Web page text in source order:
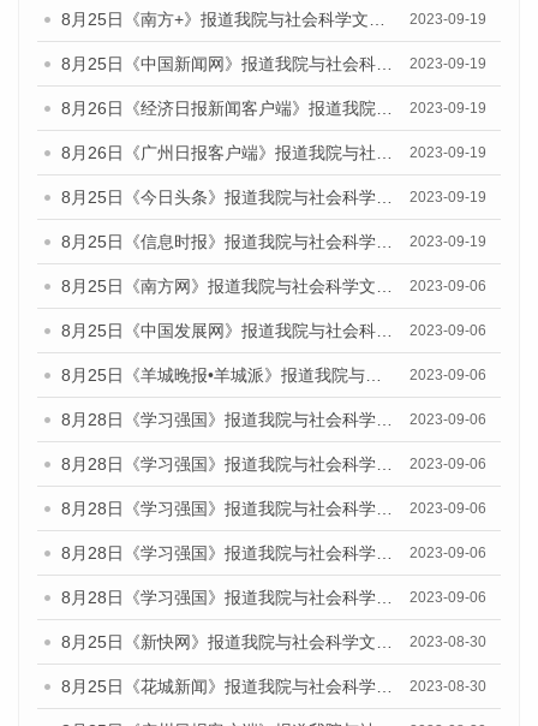
8月25日《南方+》报道我院与社会科学文献出版社联合发布《广州蓝皮书：广州创新型城市发展报告（2023）》的媒体文章 2023-09-19
8月25日《中国新闻网》报道我院与社会科学文献出版社联合发布《广州蓝皮书：广州创新型城市发展报告（2023）》的媒体文章 2023-09-19
8月26日《经济日报新闻客户端》报道我院与社会科学文献出版社联合发布《广州蓝皮书：广州创新型城市发展报告（2023）》的媒体文章 2023-09-19
8月26日《广州日报客户端》报道我院与社会科学文献出版社联合发布《广州蓝皮书：广州创新型城市发展报告（2023）》的媒体文章 2023-09-19
8月25日《今日头条》报道我院与社会科学文献出版社联合发布《广州蓝皮书：广州创新型城市发展报告（2023）》的媒体文章 2023-09-19
8月25日《信息时报》报道我院与社会科学文献出版社联合发布《广州蓝皮书：广州创新型城市发展报告（2023）》的媒体文章 2023-09-19
8月25日《南方网》报道我院与社会科学文献出版社联合发布《广州蓝皮书：广州创新型城市发展报告（2023）》的媒体文章 2023-09-06
8月25日《中国发展网》报道我院与社会科学文献出版社联合发布《广州蓝皮书：广州创新型城市发展报告（2023）》的媒体文章 2023-09-06
8月25日《羊城晚报•羊城派》报道我院与社会科学文献出版社联合发布《广州蓝皮书：广州创新型城市发展报告（2023）》的媒体文章 2023-09-06
8月28日《学习强国》报道我院与社会科学文献出版社联合发布《广州蓝皮书：广州创新型城市发展报告（2023）》的媒体文章 2023-09-06
8月28日《学习强国》报道我院与社会科学文献出版社联合发布《广州蓝皮书：广州创新型城市发展报告（2023）》的媒体文章 2023-09-06
8月28日《学习强国》报道我院与社会科学文献出版社联合发布《广州蓝皮书：广州创新型城市发展报告（2023）》的媒体文章 2023-09-06
8月28日《学习强国》报道我院与社会科学文献出版社联合发布《广州蓝皮书：广州创新型城市发展报告（2023）》的媒体文章 2023-09-06
8月28日《学习强国》报道我院与社会科学文献出版社联合发布《广州蓝皮书：广州创新型城市发展报告（2023）》的媒体文章 2023-09-06
8月25日《新快网》报道我院与社会科学文献出版社联合发布《广州蓝皮书：广州文化产业发展报告（2023）》的媒体文章 2023-08-30
8月25日《花城新闻》报道我院与社会科学文献出版社联合发布《广州蓝皮书：广州文化产业发展报告（2023）》的媒体文章 2023-08-30